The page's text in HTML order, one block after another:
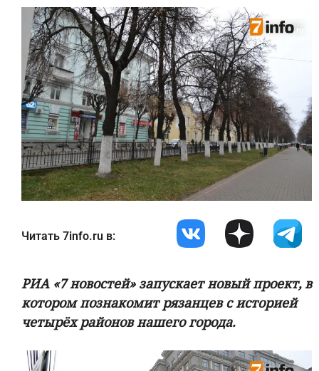
Читать 7info.ru в:
РИА «7 новостей» запускает новый проект, в
котором познакомит рязанцев с историей
четырёх районов нашего города.